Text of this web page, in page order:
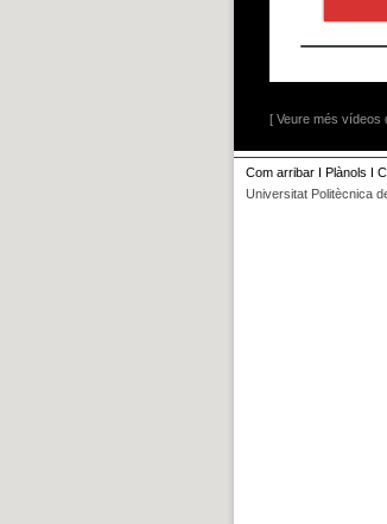
[ Veure més vídeos
Com arribar I Plànols I
Universitat Politècnica